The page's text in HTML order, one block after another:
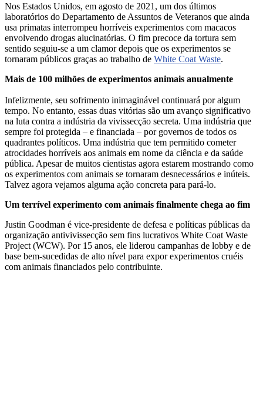
Nos Estados Unidos, em agosto de 2021, um dos últimos
laboratórios do Departamento de Assuntos de Veteranos que ainda
usa primatas interrompeu horríveis experimentos com macacos
envolvendo drogas alucinatórias. O fim precoce da tortura sem
sentido seguiu-se a um clamor depois que os experimentos se
tornaram públicos graças ao trabalho de White Coat Waste.
Mais de 100 milhões de experimentos animais anualmente
Infelizmente, seu sofrimento inimaginável continuará por algum
tempo. No entanto, essas duas vitórias são um avanço significativo
na luta contra a indústria da vivissecção secreta. Uma indústria que
sempre foi protegida – e financiada – por governos de todos os
quadrantes políticos. Uma indústria que tem permitido cometer
atrocidades horríveis aos animais em nome da ciência e da saúde
pública. Apesar de muitos cientistas agora estarem mostrando como
os experimentos com animais se tornaram desnecessários e inúteis.
Talvez agora vejamos alguma ação concreta para pará-lo.
Um terrível experimento com animais finalmente chega ao fim
Justin Goodman é vice-presidente de defesa e políticas públicas da
organização antivivissecção sem fins lucrativos White Coat Waste
Project (WCW). Por 15 anos, ele liderou campanhas de lobby e de
base bem-sucedidas de alto nível para expor experimentos cruéis
com animais financiados pelo contribuinte.